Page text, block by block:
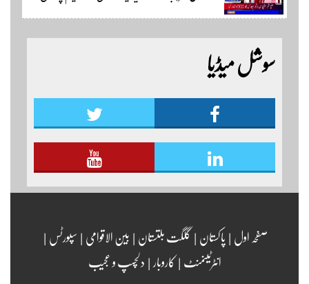
اور جشن بہاراں کی مناسبت سے ٹائیگر اسپورٹس کلب
کے زیر اہتمام منعقدہ کیا جا رہا ہے۔ سجاد حسین نمائندہ شگر
مزید اپڈیٹس دیکھنے کے لئے ہمارے یوٹیوب چینل لنکسوشل میڈیا
صفحہ اول|پاکستان|گلگت بلتستان|بین الاقوامی|سپورٹس|
انٹرٹینمنٹ|کاروبار|دلچسپ و عجیب